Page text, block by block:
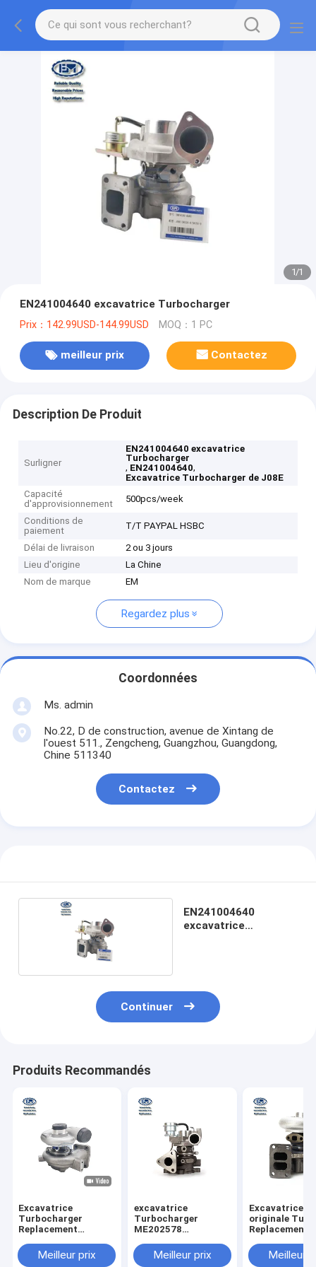
1/1
EN241004640 excavatrice Turbocharger
Prix：142.99USD-144.99USD MOQ：1 PC
meilleur prix Contactez
Description De Produit
Surligner
EN241004640 excavatrice
Turbocharger
, EN241004640,
Excavatrice Turbocharger de J08E
Capacité
d'approvisionnement
500pcs/week
Conditions de
paiement
T/T PAYPAL HSBC
Délai de livraison
2 ou 3 jours
Lieu d'origine
La Chine
Nom de marque
EM
Regardez plus
Coordonnées
Ms. admin
No.22, D de construction, avenue de Xintang de
l'ouest 511., Zengcheng, Guangzhou, Guangdong,
Chine 511340
Contactez
EN241004640
excavatrice
Continuer
Produits Recommandés
Excavatrice
Turbocharger
Replacement
E320B S4K S6K
49179-02340
Meilleur prix
excavatrice
Turbocharger
ME202578
marché des
accessoires 4M40
Meilleur prix
Excavatrice
originale
Replacement
4918501031
ME440895
Meilleur